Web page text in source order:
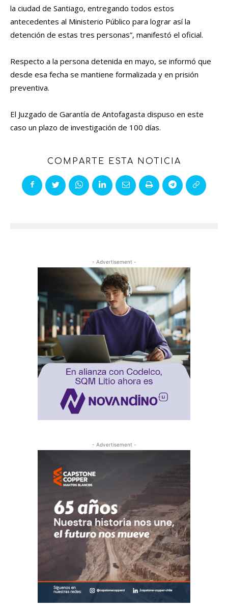
la ciudad de Santiago, entregando todos estos
antecedentes al Ministerio Público para lograr así la
detención de estas tres personas”, manifestó el oficial.
Respecto a la persona detenida en mayo, se informó que
desde esa fecha se mantiene formalizada y en prisión
preventiva.
El Juzgado de Garantía de Antofagasta dispuso en este
caso un plazo de investigación de 100 días.
COMPARTE ESTA NOTICIA
- Advertisement -
- Advertisement -